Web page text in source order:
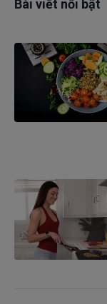
Bài viết nổi bật